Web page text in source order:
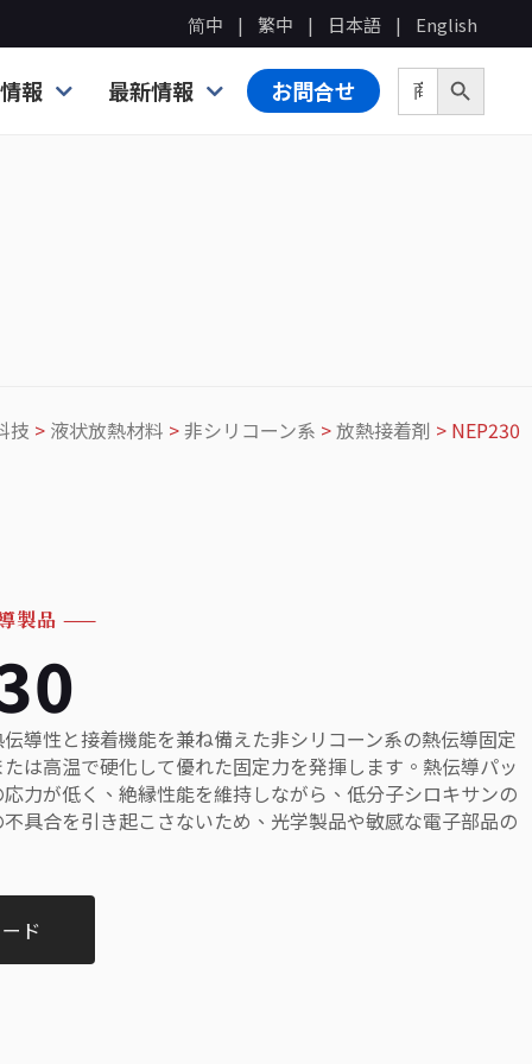
简中 繁中 日本語 English
報 最新情報 お問合せ Search for:
Search
技 > 液状放熱材料 >非シリコーン系 >放熱接着剤 > NEP230
製品 ——
導性と接着機能を兼ね備えた非シリコーン系の熱伝導固定
は高温で硬化して優れた固定力を発揮します。熱伝導パッ
力が低く、絶縁性能を維持しながら、低分子シロキサンの
具合を引き起こさないため、光学製品や敏感な電子部品の
ド